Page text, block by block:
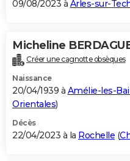
09/08/2023 à Arles-sur-
Micheline
Créer une cagnotte obsèques
Naissance
20/04/1939 à Amélie-les-
Orientales)
Décès
22/04/2023 à la Rochelle (